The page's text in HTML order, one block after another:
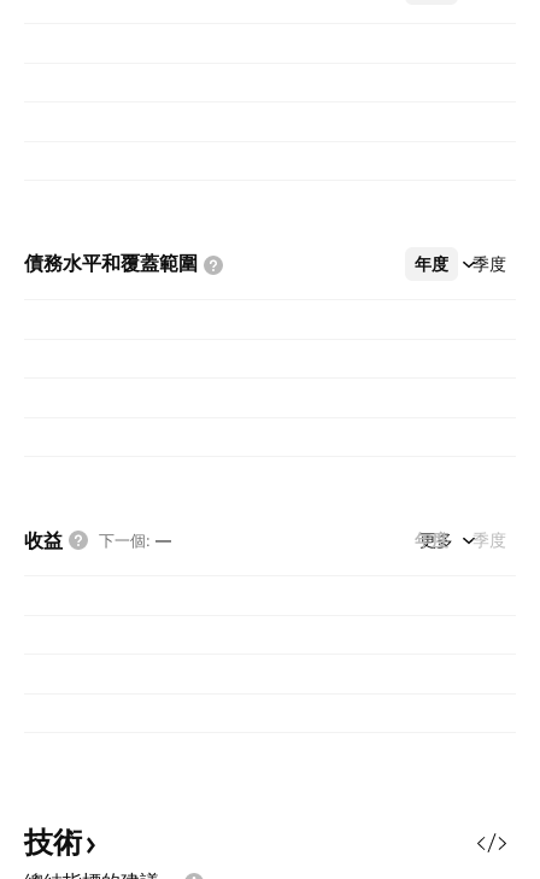
債務水平和覆蓋範圍 年度 季度
更多
收益 下一個: — 年度 季度
更多
技術